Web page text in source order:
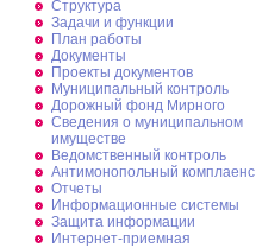
Структура
Задачи и функции
План работы
Документы
Проекты документов
Муниципальный контроль
Дорожный фонд Мирного
Cведения о муниципальном
имуществе
Ведомственный контроль
Антимонопольный комплаенс
Отчеты
Информационные системы
Защита информации
Интернет-приемная